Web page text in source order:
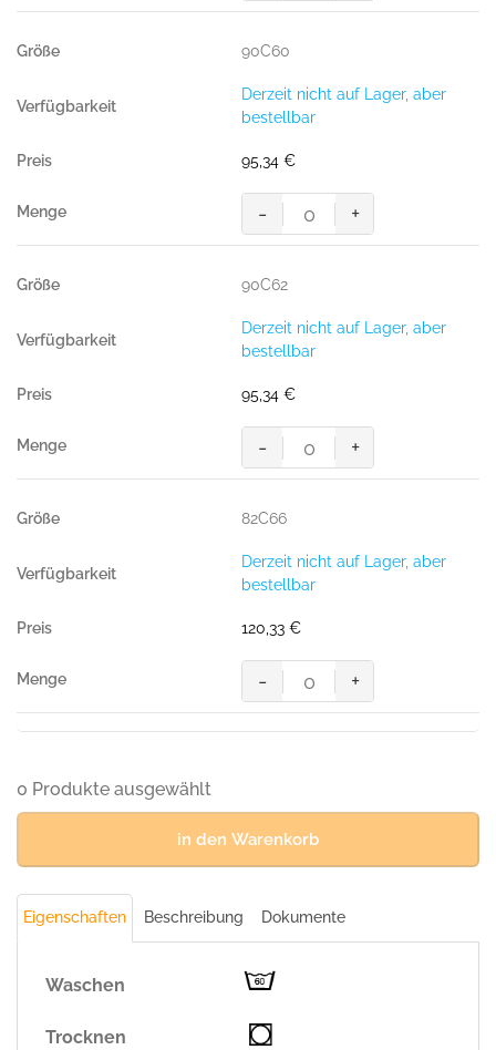
Menge
90C60
Derzeit nicht auf Lager, aber
bestellbar
95,34 €
MASCOT® LERIDA BUNDHOSE
Menge
- +
90C62
Derzeit nicht auf Lager, aber
bestellbar
95,34 €
MASCOT® LERIDA BUNDHOSE
Menge
- +
82C66
Derzeit nicht auf Lager, aber
bestellbar
120,33 €
MASCOT® LERIDA BUNDHOSE
Menge
- +
0 Produkte ausgewählt
in den Warenkorb
Eigenschaften Beschreibung Dokumente
Waschen
Trocknen